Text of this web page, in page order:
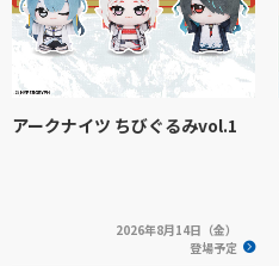
アークナイツ ちびぐるみvol.1
2026年8月14日（金）
登場予定